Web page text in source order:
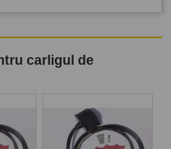
carligul de